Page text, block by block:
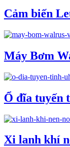
Cảm biến
Máy Bơm
Ổ đĩa tuyến
Xi lanh khí